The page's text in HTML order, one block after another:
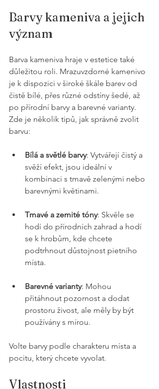
Barvy kameniva a jejich
význam
Barva kameniva hraje v estetice také
důležitou roli. Mrazuvzdorné kamenivo
je k dispozici v široké škále barev od
čistě bílé, přes různé odstíny šedé, až
po přírodní barvy a barevné varianty.
Zde je několik tipů, jak správně zvolit
barvu:
Bílá a světlé barvy: Vytvářejí čistý a
svěží efekt, jsou ideální v
kombinaci s tmavě zelenými nebo
barevnými květinami.
Tmavé a zemité tóny: Skvěle se
hodí do přírodních zahrad a hodí
se k hrobům, kde chcete
podtrhnout důstojnost pietního
místa.
Barevné varianty: Mohou
přitáhnout pozornost a dodat
prostoru živost, ale měly by být
používány s mírou.
Volte barvy podle charakteru místa a
pocitu, který chcete vyvolat.
Vlastnosti